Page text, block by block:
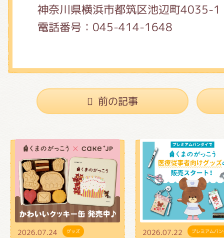
神奈川県横浜市都筑区池辺町4035-
電話番号：045-414-1648
前の記事
2026.07.24 グッズ 2026.07.22 プレミアムバ